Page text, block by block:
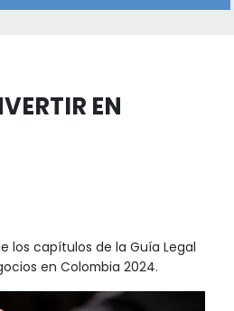
MANUFACTURAS
MODA Y TEXTILES